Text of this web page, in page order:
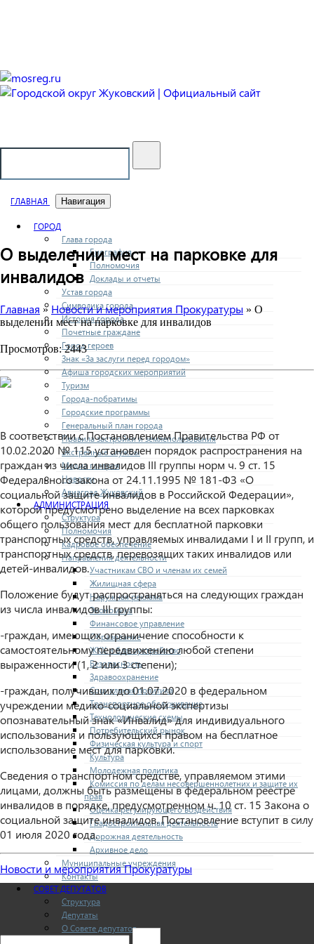
ГЛАВНАЯ Навигация
ГОРОД
Глава города
Биография
Полномочия
Доклады и отчеты
Устав города
Символика города
История города
Почетные граждане
Город героев
Знак «За заслуги перед городом»
Афиша городских мероприятий
Туризм
Города-побратимы
Городские программы
Генеральный план города
Правила застройки и землепользования
Экстренные службы
Медиа галерея
Новости
Авиаград Жуковский
АДМИНИСТРАЦИЯ
Структура
Полномочия
Кадровое обеспечение
Направления деятельности
Участникам СВО и членам их семей
Жилищная сфера
Наружная реклама
Экономика
Финансовое управление
Образование
ЖКХ и благоустройство
Безопасность
Здравоохранение
Социальная политика
Транспортное обслуживание
Технологические схемы
Потребительский рынок
Физическая культура и спорт
Культура
Молодежная политика
Комиссия по делам несовершеннолетних и защите их
прав
Оценка регулирующего воздействия
Градостроительная деятельность
Дорожная деятельность
Архивное дело
Муниципальные учреждения
Контакты
СОВЕТ ДЕПУТАТОВ
Структура
Депутаты
О Совете депутатов
О выделении мест на парковке для
инвалидов
Главная » Новости и мероприятия Прокуратуры » О
выделении мест на парковке для инвалидов
Просмотров: 2443
В соответствии с Постановлением Правительства РФ от
10.02.2020 № 115 установлен порядок распространения на
граждан из числа инвалидов III группы норм ч. 9 ст. 15
Федерального закона от 24.11.1995 № 181-ФЗ «О
социальной защите инвалидов в Российской Федерации»,
которой предусмотрено выделение на всех парковках
общего пользования мест для бесплатной парковки
транспортных средств, управляемых инвалидами I и II групп, и
транспортных средств, перевозящих таких инвалидов или
детей-инвалидов.
Положение будут распространяться на следующих граждан
из числа инвалидов III группы:
-граждан, имеющих ограничение способности к
самостоятельному передвижению любой степени
выраженности (1, 2 или 3 степени);
-граждан, получивших до 01.07.2020 в федеральном
учреждении медико-социальной экспертизы
опознавательный знак «Инвалид» для индивидуального
использования и пользующихся правом на бесплатное
использование мест для парковки.
Сведения о транспортном средстве, управляемом этими
лицами, должны быть размещены в федеральном реестре
инвалидов в порядке, предусмотренном ч. 10 ст. 15 Закона о
социальной защите инвалидов. Постановление вступит в силу
01 июля 2020 года.
Новости и мероприятия Прокуратуры